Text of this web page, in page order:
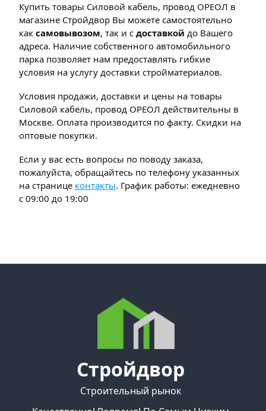
Купить товары Силовой кабель, провод ОРЕОЛ в
магазине Стройдвор Вы можете самостоятельно
как самовывозом, так и с доставкой до Вашего
адреса. Наличие собственного автомобильного
парка позволяет нам предоставлять гибкие
условия на услугу доставки стройматериалов.
Условия продажи, доставки и цены на товары
Силовой кабель, провод ОРЕОЛ действительны в
Москве. Оплата производится по факту. Скидки на
оптовые покупки.
Если у вас есть вопросы по поводу заказа,
пожалуйста, обращайтесь по телефону указанных
на странице контакты. График работы: ежедневно
с 09:00 до 19:00
Стройдвор
Строительный рынок